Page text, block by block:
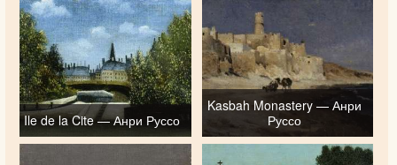
Ile de la Cite — Анри Руссо
Kasbah Monastery — Анри
Руссо